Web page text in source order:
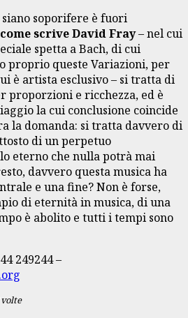
siano soporifere è fuori
come scrive David Fray– nel cui
spetta a Bach, di cui
proprio queste Variazioni, per
è artista esclusivo – si tratta di
proporzioni e ricchezza, ed è
la cui conclusione coincide
la domanda: si tratta davvero di
di un perpetuo
eterno che nulla potrà mai
davvero questa musica ha
e una fine? Non è forse,
di eternità in musica, di una
è abolito e tutti i tempi sono
249244 –